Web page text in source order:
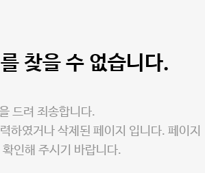
찾을 수 없습니다.
드려 죄송합니다.
하였거나 삭제된 페이지 입니다. 페이지
인해 주시기 바랍니다.